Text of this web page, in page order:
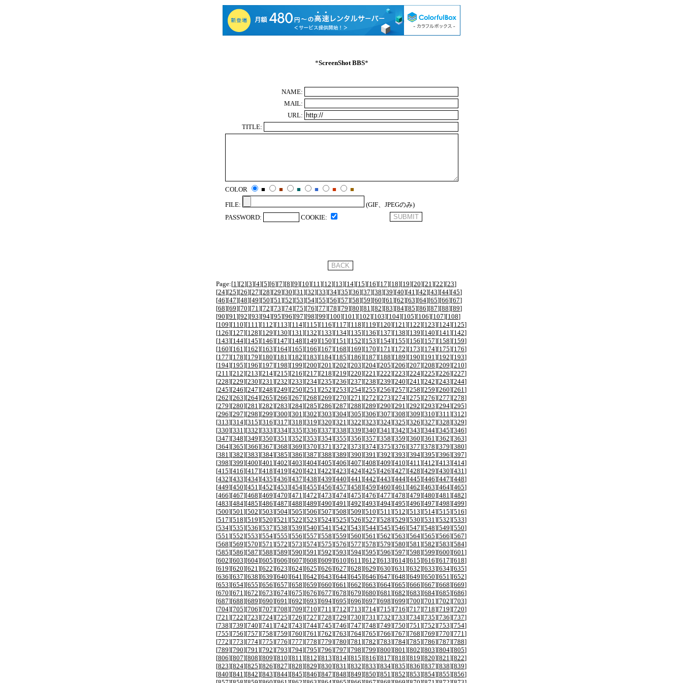
*ScreenShot BBS*
NAME:
MAIL:
URL:
TITLE:
COLOR ■ ■ ■ ■ ■
■
FILE:
(GIF、JPEGのみ)
PASSWORD:
COOKIE:
Page:[1 ][2][3][4][5][6][7][8][9][10][11 ][12][13][14][15][16][17][18][19][20][21 ][22][23]
[24][25][26][27][28][29][30][31 ][32][33][34][35][36][37][38][39][40][41 ][42][43][44][45]
[46][47][48][49][50][51 ][52][53][54][55][56][57][58][59][60][61 ][62][63][64][65][66][67]
[68][69][70][71 ][72][73][74][75][76][77][78][79][80][81 ][82][83][84][85][86][87][88][89]
[90][91 ][92][93][94][95][96][97][98][99][100][101 ][102][103][104][105][106][107][108]
[109][110][111 ][112][113][114][115][116][117][118][119][120][121 ][122][123][124][125]
[126][127][128][129][130][131 ][132][133][134][135][136][137][138][139][140][141 ][142]
[143][144][145][146][147][148][149][150][151 ][152][153][154][155][156][157][158][159]
[160][161 ][162][163][164][165][166][167][168][169][170][171 ][172][173][174][175][176]
[177][178][179][180][181 ][182][183][184][185][186][187][188][189][190][191 ][192][193]
[194][195][196][197][198][199][200][201 ][202][203][204][205][206][207][208][209][210]
[211 ][212][213][214][215][216][217][218][219][220][221 ][222][223][224][225][226][227]
[228][229][230][231 ][232][233][234][235][236][237][238][239][240][241 ][242][243][244]
[245][246][247][248][249][250][251 ][252][253][254][255][256][257][258][259][260][261 ]
[262][263][264][265][266][267][268][269][270][271 ][272][273][274][275][276][277][278]
[279][280][281 ][282][283][284][285][286][287][288][289][290][291 ][292][293][294][295]
[296][297][298][299][300][301 ][302][303][304][305][306][307][308][309][310][311 ][312]
[313][314][315][316][317][318][319][320][321 ][322][323][324][325][326][327][328][329]
[330][331 ][332][333][334][335][336][337][338][339][340][341 ][342][343][344][345][346]
[347][348][349][350][351 ][352][353][354][355][356][357][358][359][360][361 ][362][363]
[364][365][366][367][368][369][370][371 ][372][373][374][375][376][377][378][379][380]
[381 ][382][383][384][385][386][387][388][389][390][391 ][392][393][394][395][396][397]
[398][399][400][401 ][402][403][404][405][406][407][408][409][410][411 ][412][413][414]
[415][416][417][418][419][420][421 ][422][423][424][425][426][427][428][429][430][431 ]
[432][433][434][435][436][437][438][439][440][441 ][442][443][444][445][446][447][448]
[449][450][451 ][452][453][454][455][456][457][458][459][460][461 ][462][463][464][465]
[466][467][468][469][470][471 ][472][473][474][475][476][477][478][479][480][481 ][482]
[483][484][485][486][487][488][489][490][491 ][492][493][494][495][496][497][498][499]
[500][501 ][502][503][504][505][506][507][508][509][510][511 ][512][513][514][515][516]
[517][518][519][520][521 ][522][523][524][525][526][527][528][529][530][531 ][532][533]
[534][535][536][537][538][539][540][541 ][542][543][544][545][546][547][548][549][550]
[551 ][552][553][554][555][556][557][558][559][560][561 ][562][563][564][565][566][567]
[568][569][570][571 ][572][573][574][575][576][577][578][579][580][581 ][582][583][584]
[585][586][587][588][589][590][591 ][592][593][594][595][596][597][598][599][600][601 ]
[602][603][604][605][606][607][608][609][610][611 ][612][613][614][615][616][617][618]
[619][620][621 ][622][623][624][625][626][627][628][629][630][631 ][632][633][634][635]
[636][637][638][639][640][641 ][642][643][644][645][646][647][648][649][650][651 ][652]
[653][654][655][656][657][658][659][660][661 ][662][663][664][665][666][667][668][669]
[670][671 ][672][673][674][675][676][677][678][679][680][681 ][682][683][684][685][686]
[687][688][689][690][691 ][692][693][694][695][696][697][698][699][700][701 ][702][703]
[704][705][706][707][708][709][710][711 ][712][713][714][715][716][717][718][719][720]
[721 ][722][723][724][725][726][727][728][729][730][731 ][732][733][734][735][736][737]
[738][739][740][741 ][742][743][744][745][746][747][748][749][750][751 ][752][753][754]
[755][756][757][758][759][760][761 ][762][763][764][765][766][767][768][769][770][771 ]
[772][773][774][775][776][777][778][779][780][781 ][782][783][784][785][786][787][788]
[789][790][791 ][792][793][794][795][796][797][798][799][800][801 ][802][803][804][805]
[806][807][808][809][810][811 ][812][813][814][815][816][817][818][819][820][821 ][822]
[823][824][825][826][827][828][829][830][831 ][832][833][834][835][836][837][838][839]
[840][841 ][842][843][844][845][846][847][848][849][850][851 ][852][853][854][855][856]